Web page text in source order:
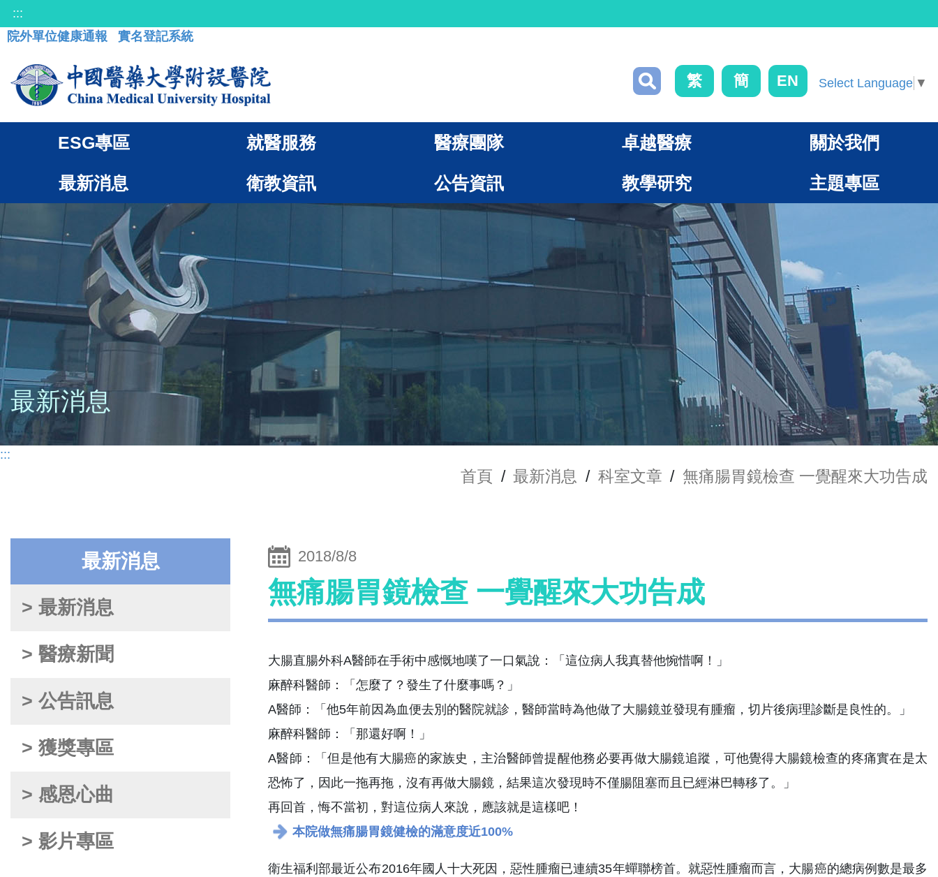
:::
院外單位健康通報
實名登記系統
繁 簡 EN Select Language ▼
ESG專區 就醫服務 醫療團隊 卓越醫療 關於我們
最新消息 衛教資訊 公告資訊 教學研究 主題專區
最新消息
:::
首頁 / 最新消息 / 科室文章 / 無痛腸胃鏡檢查 一覺醒來大功告成
最新消息
> 最新消息
> 醫療新聞
> 公告訊息
> 獲獎專區
> 感恩心曲
> 影片專區
2018/8/8
無痛腸胃鏡檢查 一覺醒來大功告成
大腸直腸外科A醫師在手術中感慨地嘆了一口氣說：「這位病人我真替他惋惜啊！」
麻醉科醫師：「怎麼了？發生了什麼事嗎？」
A醫師：「他5年前因為血便去別的醫院就診，醫師當時為他做了大腸鏡並發現有腫瘤，切片後病理診斷是良性的。」
麻醉科醫師：「那還好啊！」
A醫師：「但是他有大腸癌的家族史，主治醫師曾提醒他務必要再做大腸鏡追蹤，可他覺得大腸鏡檢查的疼痛實在是太
恐怖了，因此一拖再拖，沒有再做大腸鏡，結果這次發現時不僅腸阻塞而且已經淋巴轉移了。」
再回首，悔不當初，對這位病人來說，應該就是這樣吧！
本院做無痛腸胃鏡健檢的滿意度近100%
衛生福利部最近公布2016年國人十大死因，惡性腫瘤已連續35年蟬聯榜首。就惡性腫瘤而言，大腸癌的總病例數是最多